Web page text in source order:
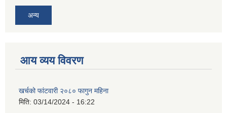
अन्य
आय व्यय विवरण
खर्चको फांटवारी २०८० फागुन महिना
मिति: 03/14/2024 - 16:22